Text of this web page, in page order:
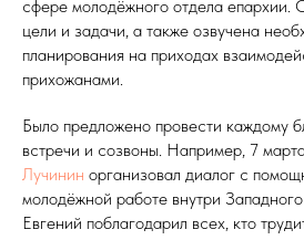
сфере молодёжного отдела
цели и задачи, а также озвучена
планирования на приходах
прихожанами.
Было предложено провести каждому
встречи и созвоны. Например, 7
Лучинин организовал диалог с
молодёжной работе внутри
Евгений поблагодарил всех, кто